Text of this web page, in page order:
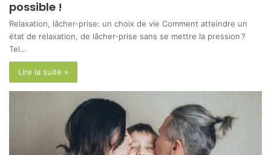
possible !
Relaxation, lâcher-prise: un choix de vie Comment atteindre un
état de relaxation, de lâcher-prise sans se mettre la pression ?
Tel…
Lire la suite »